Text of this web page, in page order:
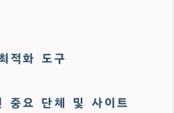
적화 도구
중요 단체 및 사이트